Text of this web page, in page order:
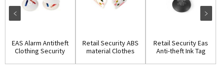
EAS Alarm Antitheft
Clothing Security
Retail Security ABS
material Clothes
Retail Security Eas
Anti-theft Ink Tag